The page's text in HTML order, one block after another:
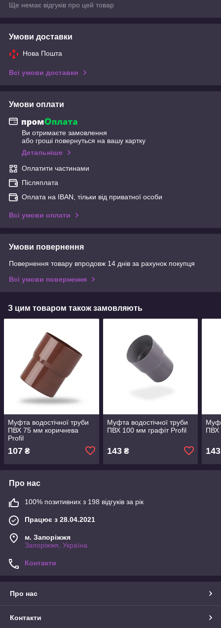
Ще немає відгуків про цей товар
Умови доставки
Нова Пошта
Всі умови доставки
Умови оплати
Ви отримаєте замовлення
або гроші повернуться на вашу картку
Детальніше
Оплатити частинами
Післяплата
Оплата на IBAN, тільки від приватної особи
Всі умови оплати
Умови повернення
Повернення товару впродовж 14 днів за рахунок покупця
Всі умови повернення
З цим товаром також замовляють
Муфта водостічної труби
ПВХ 75 мм коричнева
Profil
107 ₴
Муфта водостічної труби
ПВХ 100 мм графіт Profil
143₴
ПВХ
143
Про нас
100% позитивних з 198 відгуків за рік
Працює з 28.04.2021
м. Запоріжжя
Запоріжжя, Україна
Контакти
Про нас
Контакти